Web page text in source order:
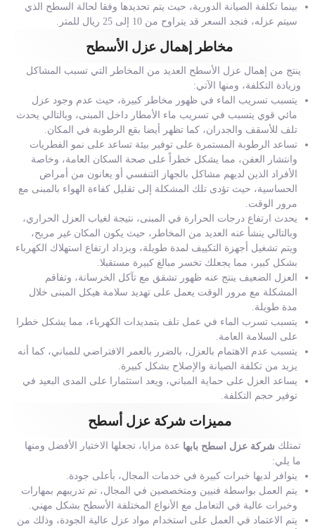
بينما تكلفة الصيانة الدورية، حيث يتم تحديدها وفقا لحالة السطح الذي
سيتم عزله، فنجد السعر قد يتراوح من 10 إلى 25 ريال للمتر.
مخاطر إهمال عزل الأسطح
ينتج من إهمال عزل الأسطح العديد من المخاطر التي تسبب المشاكل
وزيادة التكلفة، ومنها الآتي:
يتسبب تسريب الماء في ظهور مخاطر كبيرة، حيث عدم وجود عزل
مائي قوي يتسبب في تسريب ماء الأمطار داخل المبنى، وبالتالي يحدث
تلف للأسقف والجدران، كما تظهر أيضا بقع الرطوبة في المكان.
تساعد الرطوبة المستمرة على توفير بيئة تساعد على نمو الفطريات
وانتشار العفن، مما يشكل خطراً على صحة السكان العامة، وخاصة
الأفراد الذين لديهم مشاكل بالجهاز التنفسي أو يعانون من أمراض
الحساسية، حيث تؤدى تلك المشكلة إلى تقليل كفاءة الهواء بالمبنى مع
مرور الوقت.
يحدث ارتفاع درجات الحرارة في المبنى، نتيجة لغياب العزل الحراري،
وبالتالي ينشأ عنه العديد من المخاطر، حيث يكون المكان غير مريح،
ويتم تشغيل أجهزة التكييف لمدة طويلة، ويزداد ارتفاع استهلاك الكهرباء
بشكل كبير، مما يجعلك تخسر مبالغ كبيرة مستقبلا.
العزل الضعيف ينتج عنه ظهور تشقق مع تآكل الخرسانة، وتفاقم
المشكلة مع مرور الوقت يعمل على تهديد سلامة هيكل المبنى خلال
مدة طويلة.
يتسبب تسرب الماء في عمل تلف بتمديدات الكهرباء، مما يشكل خطرا
على السلامة العامة.
يتسبب عدم الاهتمام بالعزل، بالضرر بالعمر الافتراضي للمباني، كما أنه
يزيد من تكلفة الصيانة والإصلاح بشكل كبيرة.
يساعد العزل على حماية المباني، ويعد استثمارا على المدى البعيد في
توفير حجم التكلفة.
مميزات شركة عزل أسطح
تمتلك شركة عزل اسطح بابها عدة مزايا، تجعلها الاختيار الأفضل ومنها
ما يلي:
يتوافر لديها خبرات كبيرة في خدمات المجال، بأعلى جودة.
يتم العمل بواسطة فنيين ومتخصصين في المجال، تم تدريبهم بمهارات
وخبرات عالية في التعامل مع الأنواع المختلفة الأسطح بشكل مهني.
يتم الاعتماد في العمل على استخدام مواد عزل عالية الجودة، وذلك من